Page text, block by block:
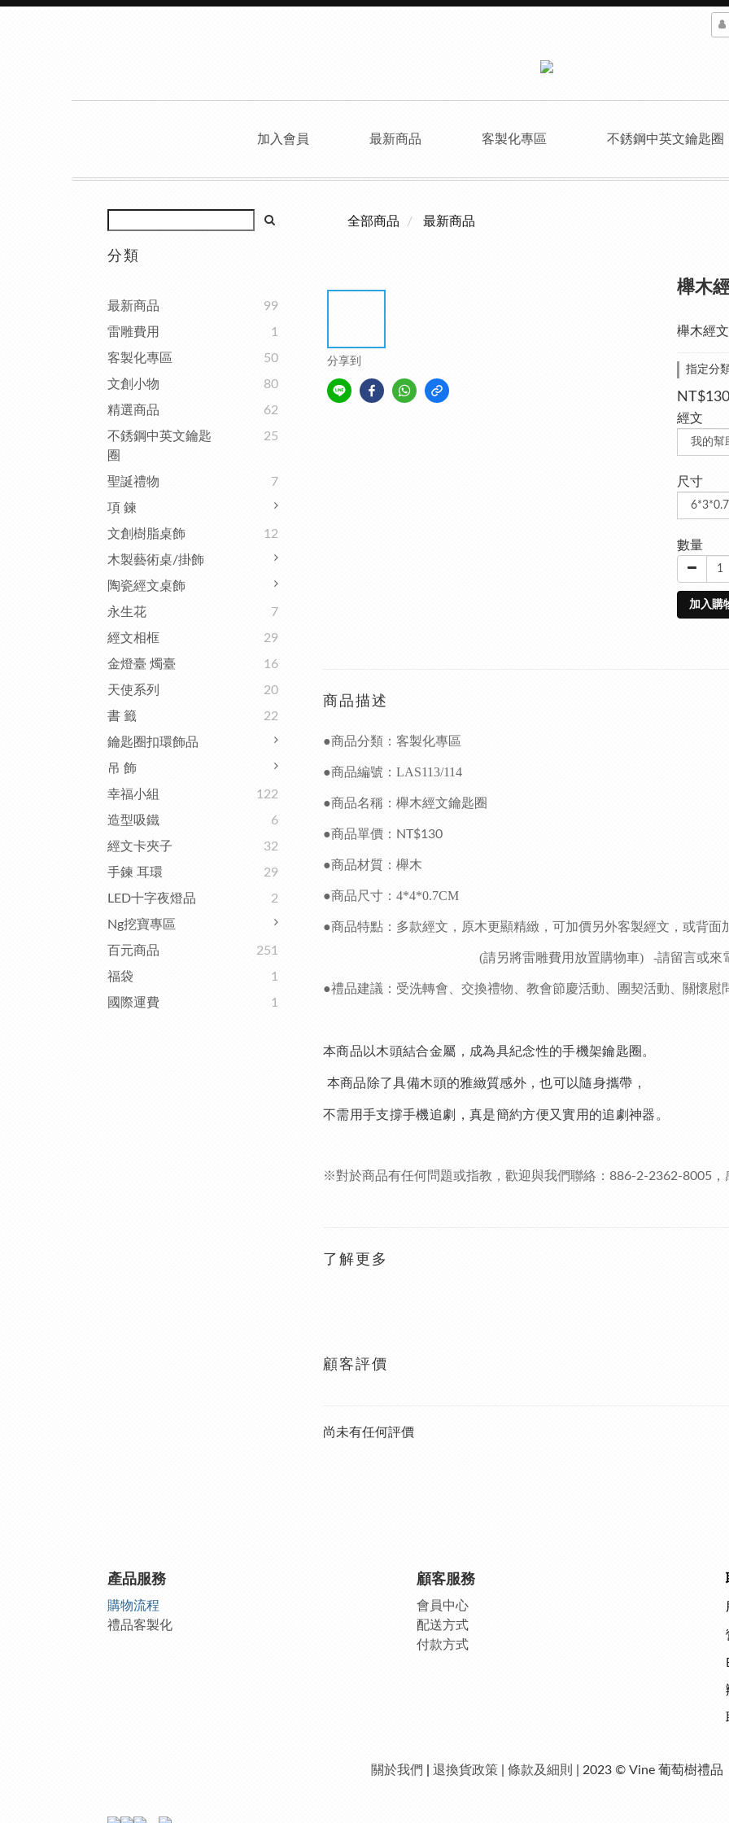
加入會員 最新商品 客製化專區 不銹鋼中英文鑰匙圈
分類
最新商品
99
雷雕費用
1
客製化專區
50
文創小物
80
精選商品
62
不銹鋼中英文鑰匙
圈
25
聖誕禮物
7
項 鍊
文創樹脂桌飾
12
木製藝術桌/掛飾
陶瓷經文桌飾
永生花
7
經文相框
29
金燈臺 燭臺
16
天使系列
20
書 籤
22
鑰匙圈扣環飾品
吊 飾
幸福小組
122
造型吸鐵
6
經文卡夾子
32
手鍊 耳環
29
LED十字夜燈品
2
Ng挖寶專區
百元商品
251
福袋
1
國際運費
1
全部商品 最新商品
分享到
櫸木
櫸木經
指定分
NT$130
經文
尺寸
數量
加入購
商品描述
●商品分類：客製化專區
●商品編號：LAS113/114
●商品名稱：櫸木經文鑰匙圈
●商品單價： NT$130
●商品材質：櫸木
●商品尺寸：4*4*0.7CM
●商品特點：多款經文，原木更顯精緻，可加價另外客製經文，或背面
(請另將雷雕費用放置購物車) -請留言或來
●禮品建議：受洗轉會、交換禮物 教會節慶活動、團契活動、關懷慰
本商品以木頭結合金屬，成為具紀念性的手機架鑰匙圈。
本商品除了具備木頭的雅緻質感外，也可以隨身攜帶，
不需用手支撐手機追劇，真是簡約方便又實用的追劇神器。
※對於商品有任何問題或指教，歡迎與我們聯絡： 886-2-2362-8005
了解更多
顧客評價
尚未有任何評價
產品服務
購物流程
禮品客製化
顧客服務
會員中心
配送方式
付款方式
關於我們 退換貨政策 條款及細則 | 2023 © Vine 葡萄樹禮品